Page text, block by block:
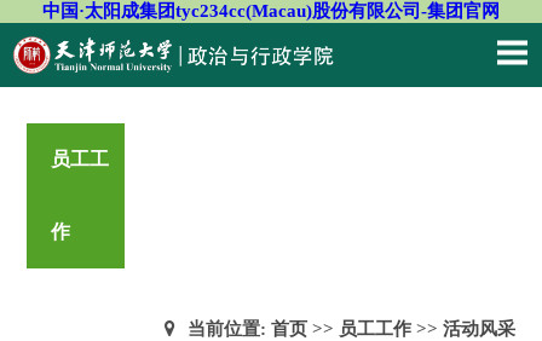
中国·太阳成集团tyc234cc(Macau)股份有限公司-集团官网
员工工
作
当前位置: 首页>> 员工工作>> 活动风采